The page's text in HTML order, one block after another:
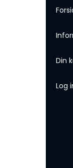
Din
Log